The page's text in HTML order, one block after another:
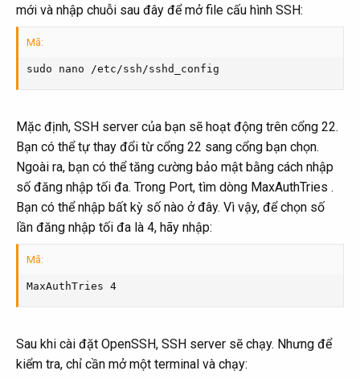
mới và nhập chuỗi sau đây để mở file cấu hình SSH:
Mã:
sudo nano /etc/ssh/sshd_config
Mặc định, SSH server của bạn sẽ hoạt động trên cổng 22.
Bạn có thể tự thay đổi từ cổng 22 sang cổng bạn chọn.
Ngoài ra, bạn có thể tăng cường bảo mật bằng cách nhập
số đăng nhập tối đa. Trong Port, tìm dòng MaxAuthTries .
Bạn có thể nhập bất kỳ số nào ở đây. Vì vậy, để chọn số
lần đăng nhập tối đa là 4, hãy nhập:
Mã:
MaxAuthTries 4
Sau khi cài đặt OpenSSH, SSH server sẽ chạy. Nhưng để
kiểm tra, chỉ cần mở một terminal và chạy: